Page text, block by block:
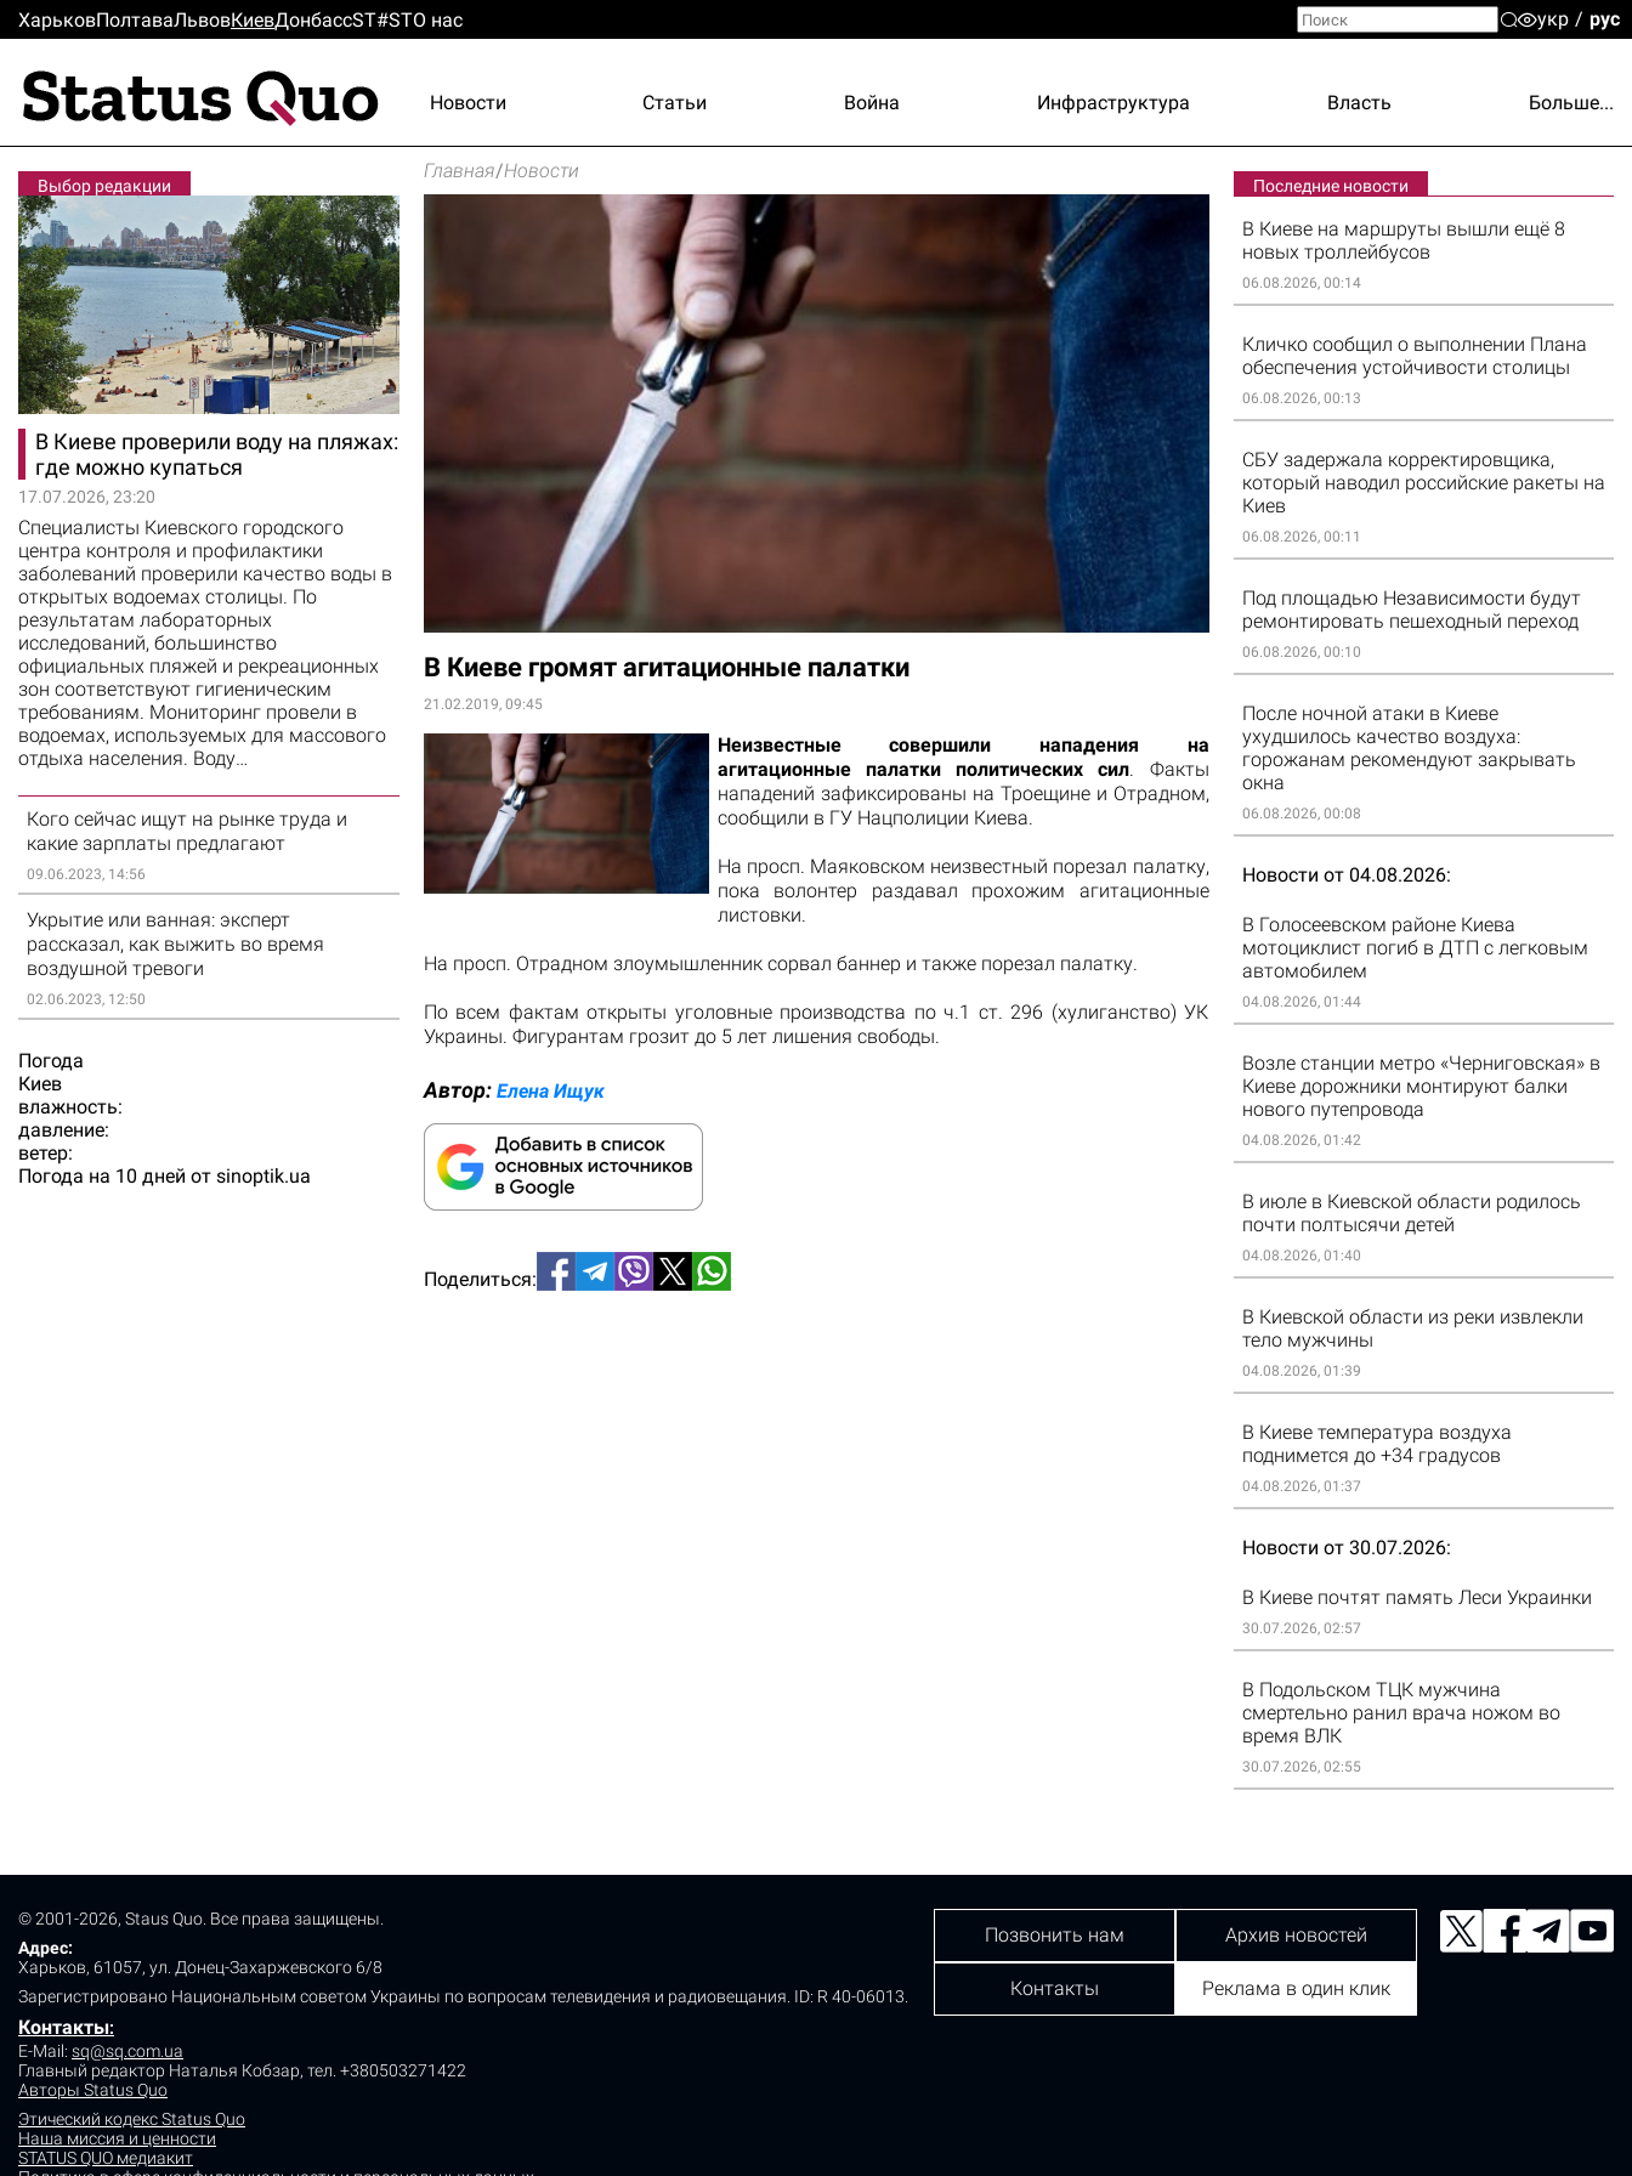
ХарьковПолтаваЛьвовКиевДонбассST#STО нас укр рус
Новости Статьи Война Инфраструктура Власть Больше...
Выбор редакции
В Киеве проверили воду на пляжах:
где можно купаться
17.07.2026, 23:20
Специалисты Киевского городского
центра контроля и профилактики
заболеваний проверили качество воды в
открытых водоемах столицы. По
результатам лабораторных
исследований, большинство
официальных пляжей и рекреационных
зон соответствуют гигиеническим
требованиям. Мониторинг провели в
водоемах, используемых для массового
отдыха населения. Воду…
Кого сейчас ищут на рынке труда и
какие зарплаты предлагают
09.06.2023, 14:56
Укрытие или ванная: эксперт
рассказал, как выжить во время
воздушной тревоги
02.06.2023, 12:50
Погода
Киев
влажность:
давление:
ветер:
Погода на 10 дней от sinoptik.ua
Главная/Новости
В Киеве громят агитационные палатки
21.02.2019, 09:45
Неизвестные совершили нападения на
агитационные палатки политических сил. Факты
нападений зафиксированы на Троещине и Отрадном,
сообщили в ГУ Нацполиции Киева.
На просп. Маяковском неизвестный порезал палатку,
пока волонтер раздавал прохожим агитационные
листовки.
На просп. Отрадном злоумышленник сорвал баннер и также порезал палатку.
По всем фактам открыты уголовные производства по ч.1 ст. 296 (хулиганство) УК
Украины. Фигурантам грозит до 5 лет лишения свободы.
Автор: Елена Ищук
Поделиться:
Последние новости
В Киеве на маршруты вышли ещё 8
новых троллейбусов
06.08.2026, 00:14
Кличко сообщил о выполнении Плана
обеспечения устойчивости столицы
06.08.2026, 00:13
СБУ задержала корректировщика,
который наводил российские ракеты на
Киев
06.08.2026, 00:11
Под площадью Независимости будут
ремонтировать пешеходный переход
06.08.2026, 00:10
После ночной атаки в Киеве
ухудшилось качество воздуха:
горожанам рекомендуют закрывать
окна
06.08.2026, 00:08
Новости от 04.08.2026
В Голосеевском районе Киева
мотоциклист погиб в ДТП с легковым
автомобилем
04.08.2026, 01:44
Возле станции метро «Черниговская» в
Киеве дорожники монтируют балки
нового путепровода
04.08.2026, 01:42
В июле в Киевской области родилось
почти полтысячи детей
04.08.2026, 01:40
В Киевской области из реки извлекли
тело мужчины
04.08.2026, 01:39
В Киеве температура воздуха
поднимется до +34 градусов
04.08.2026, 01:37
Новости от 30.07.2026
В Киеве почтят память Леси Украинки
30.07.2026, 02:57
В Подольском ТЦК мужчина
смертельно ранил врача ножом во
время ВЛК
30.07.2026, 02:55
© 2001-2026, Staus Quo. Все права защищены.
Адрес:
Харьков, 61057, ул. Донец-Захаржевского 6/8
Зарегистрировано Национальным советом Украины по вопросам телевидения и радиовещания. ID: R 40-06013.
Контакты:
E-Mail: sq@sq.com.ua
Главный редактор Наталья Кобзар, тел. +380503271422
Авторы Status Quo
Этический кодекс Status Quo
Наша миссия и ценности
STATUS QUO медиакит
Позвонить нам Архив новостей
Контакты Реклама в один клик